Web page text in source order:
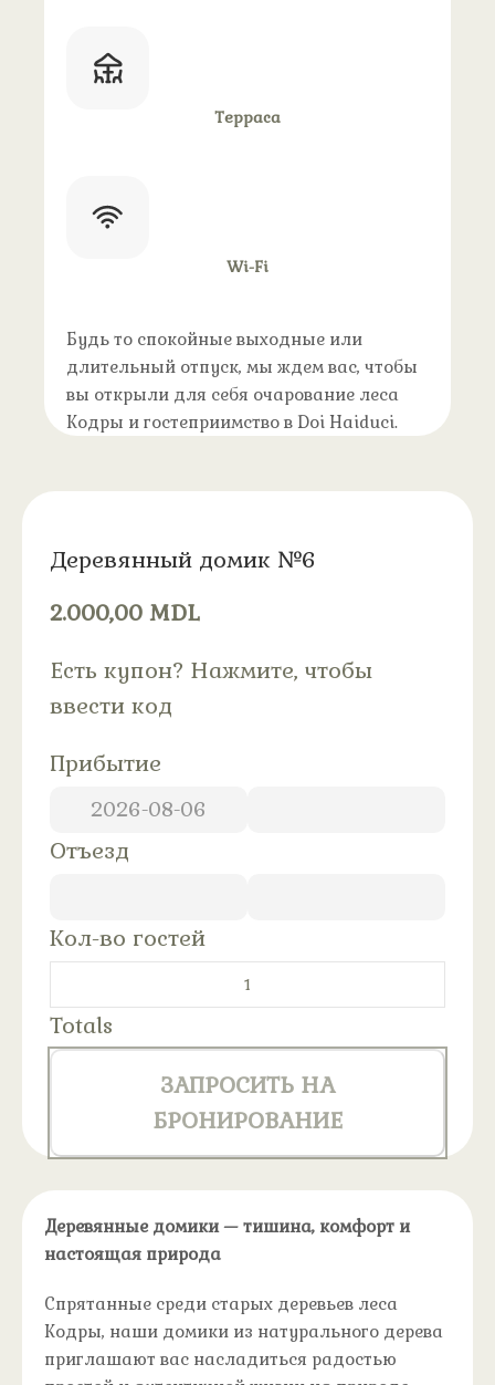
Терраса
Wi-Fi
Будь то спокойные выходные или
длительный отпуск, мы ждем вас, чтобы
вы открыли для себя очарование леса
Кодры и гостеприимство в Doi Haiduci.
Деревянный домик №6
2.000,00 MDL
Есть купон? Нажмите, чтобы
ввести код
Прибытие
Отъезд
Кол-во гостей
Totals
ЗАПРОСИТЬ НА
БРОНИРОВАНИЕ
Деревянные домики — тишина, комфорт и
настоящая природа
Спрятанные среди старых деревьев леса
Кодры, наши домики из натурального дерева
приглашают вас насладиться радостью